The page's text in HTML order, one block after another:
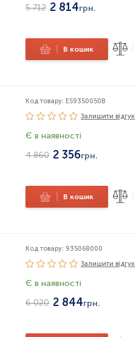
5 712 2 814грн.
В кошик
Код товару: ES9350050B
Залишити вiдгук
Є в наявності
4 860 2 356грн.
В кошик
Код товару: 935068000
Залишити вiдгук
Є в наявності
6 020 2 844грн.